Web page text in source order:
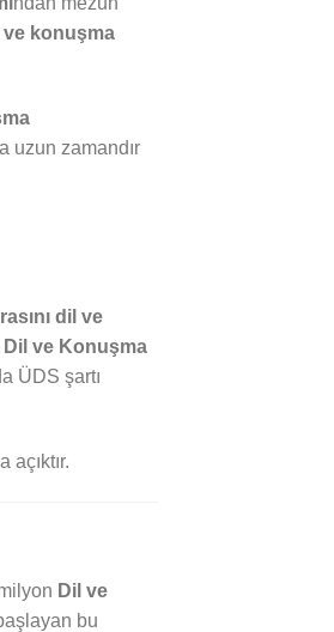
ve konuşma
uzun zamandır
dil ve
Dil ve Konuşma
ÜDS şartı
açıktır.
Dil ve
bu